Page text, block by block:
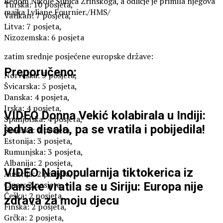
majka Lyliane Fournier./HMS/
Preporučeno:
VIDEO Donna Vekić kolabirala u Indiji:
jedva disala, pa se vratila i pobijedila!
VIDEO Najpopularnija tiktokerica iz
Danske vratila se u Siriju: Europa nije
zdrava za moju djecu
Turska: 10 posjeta,
Vatikan: 7 posjeta,
Litva: 7 posjeta,
Nizozemska: 6 posjeta
zatim srednje posjećene europske države:
Norveška: 5 posjeta,
Švicarska: 5 posjeta,
Danska: 4 posjeta,
Irska: 4 posjeta,
Španjolska: 4 posjeta,
Švedska: 4 posjeta,
Estonija: 3 posjeta,
Rumunjska: 3 posjeta,
Albanija: 2 posjeta,
Austrija: 2 posjeta,
Cipar: 2 posjeta,
Češka: 2 posjeta,
Finska: 2 posjeta,
Grčka: 2 posjeta,